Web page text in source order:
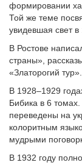
формировании
Той же теме
увидевшая свет в
В Ростове
страны»,
«Златорогий тур».
В 1928–1929
Бибика в 6
переведены на
колоритным
мудрыми
В 1932 году